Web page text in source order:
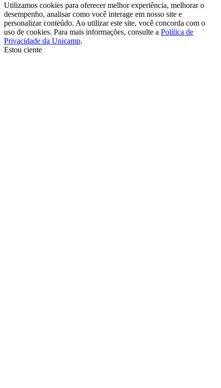
Utilizamos cookies para oferecer melhor experiência, melhorar o
desempenho, analisar como você interage em nosso site e
personalizar conteúdo. Ao utilizar este site, você concorda com o
uso de cookies. Para mais informações, consulte a Política de
Privacidade da Unicamp.
Estou ciente